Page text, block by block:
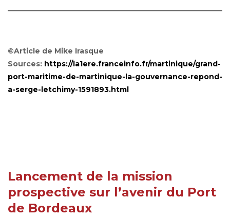
©Article de Mike Irasque
Sources: https://la1ere.franceinfo.fr/martinique/grand-
port-maritime-de-martinique-la-gouvernance-repond-
a-serge-letchimy-1591893.html
Lancement de la mission
prospective sur l’avenir du Port
de Bordeaux